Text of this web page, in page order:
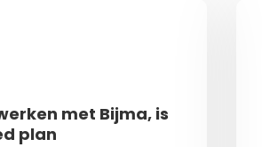
met Bijma, is
plan